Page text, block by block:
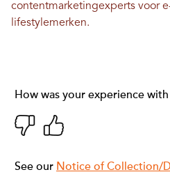
contentmarketingexperts voor
lifestylemerken.